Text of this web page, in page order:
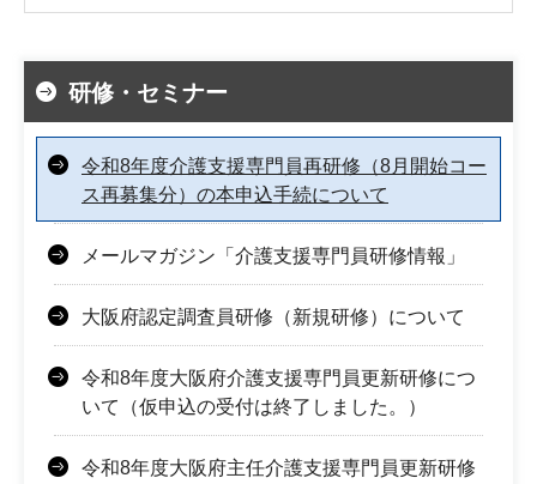
研修・セミナー
令和8年度介護支援専門員再研修（8月開始コー
ス再募集分）の本申込手続について
メールマガジン「介護支援専門員研修情報」
大阪府認定調査員研修（新規研修）について
令和8年度大阪府介護支援専門員更新研修につ
いて（仮申込の受付は終了しました。）
令和8年度大阪府主任介護支援専門員更新研修